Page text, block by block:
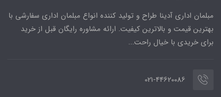
مبلمان اداری آدینا طراح و تولید کننده انواع مبلمان اداری سفارشی با
بهترین قیمت و بالاترین کیفیت. ارائه مشاوره رایگان قبل از خرید
برای خریدی با خیال راحت...
021-44620086